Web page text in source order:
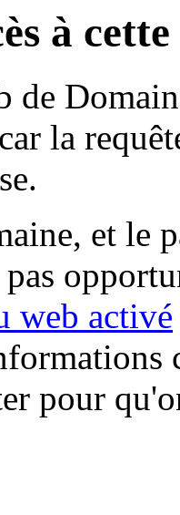
à
de
la
et le
web activé
pour